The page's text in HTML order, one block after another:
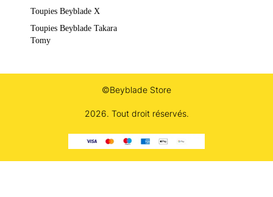
Toupies Beyblade X
Toupies Beyblade Takara
Tomy
©Beyblade Store
2026. Tout droit réservés.